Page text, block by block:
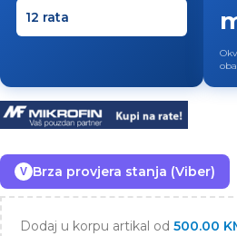
V Brza provjera stanja (Viber)
Dodaj u korpu artikal od 500.00